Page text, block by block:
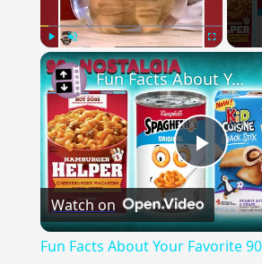
Play Unmute
Play
Fun Facts About Your Favorite 90s Foods
Watch on
Fun Facts About Your Favorite